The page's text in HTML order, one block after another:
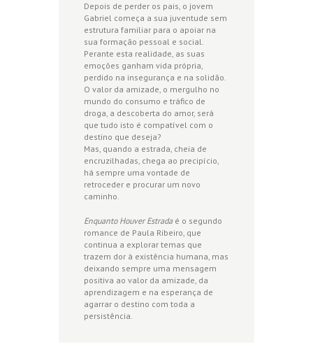
Depois de perder os pais, o jovem
Gabriel começa a sua juventude sem
estrutura familiar para o apoiar na
sua formação pessoal e social.
Perante esta realidade, as suas
emoções ganham vida própria,
perdido na insegurança e na solidão.
O valor da amizade, o mergulho no
mundo do consumo e tráfico de
droga, a descoberta do amor, será
que tudo isto é compatível com o
destino que deseja?
Mas, quando a estrada, cheia de
encruzilhadas, chega ao precipício,
há sempre uma vontade de
retroceder e procurar um novo
caminho.
Enquanto Houver Estrada é o segundo
romance de Paula Ribeiro, que
continua a explorar temas que
trazem dor à existência humana, mas
deixando sempre uma mensagem
positiva ao valor da amizade, da
aprendizagem e na esperança de
agarrar o destino com toda a
persistência.